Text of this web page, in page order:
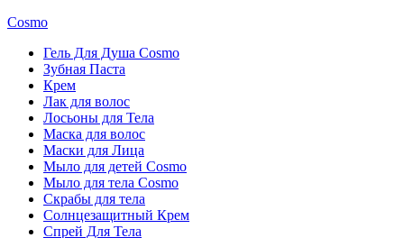
Cosmo
Гель Для Душа Cosmo
Зубная Паста
Крем
Лак для волос
Лосьоны для Тела
Маска для волос
Маски для Лица
Мыло для детей Cosmo
Мыло для тела Cosmo
Скрабы для тела
Солнцезащитный Крем
Спрей Для Тела